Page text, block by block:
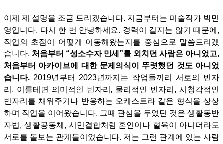
이제 제 설명을 조금 드리겠습니다. 지금부터는 미술작가 박민
영입니다. 다시 한 번 안녕하세요. 경력이 길지는 않기 때문에,
작업의 초점이 어떻게 이동해왔는지를 중심으로 말씀드리겠
습니다. 처음부터 “성소수자 만세”를 외치던 사람은 아니었고,
처음부터 아카이브에 대한 문제의식이 뚜렷했던 것도 아니었
습니다. 2019년부터 2023년까지는 작업들끼리 서로의 빈자
리, 이를테면 의미적인 빈자리, 물리적인 빈자리, 시청각적인
빈자리를 채워주거나 반응하는 오케스트라 같은 형식을 상상
하며 작업을 이어왔습니다. 그때 관심을 두었던 것은 생활동반
자법, 생활공동체, 시민결합처럼 혼인이나 혈육이 아니더라도
서로를 돌보는 관계들이었습니다. 저는 그런 관계에 있는 사람